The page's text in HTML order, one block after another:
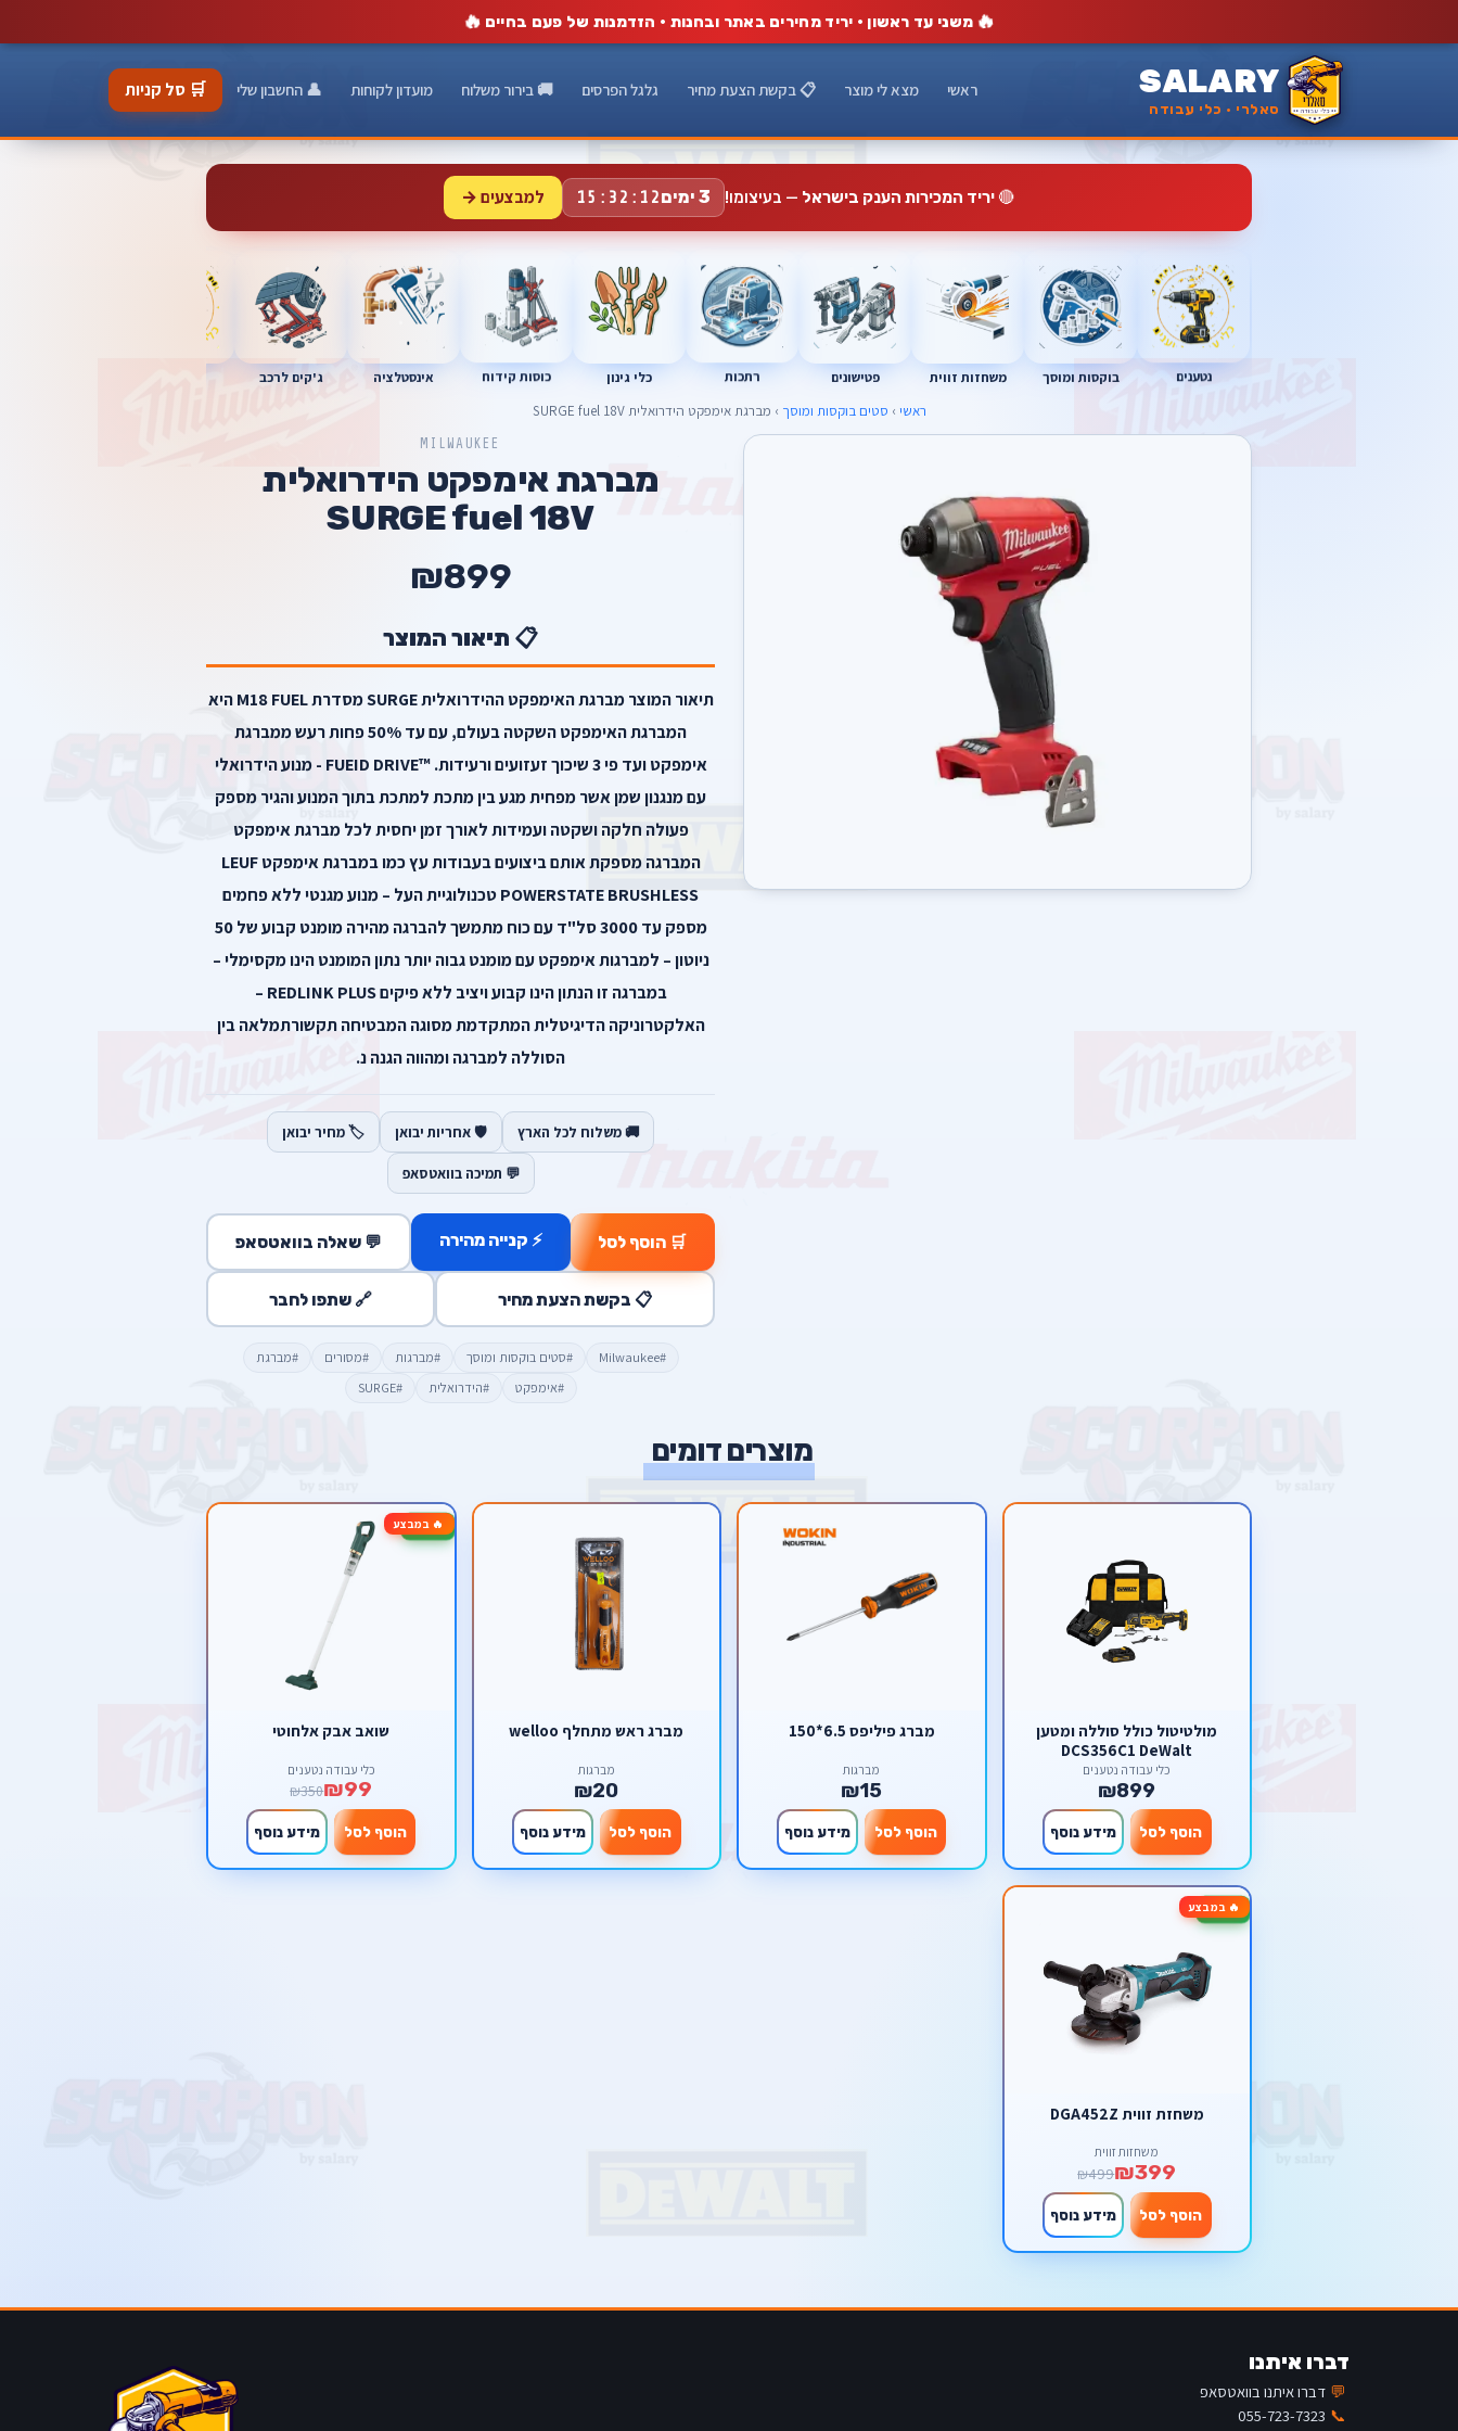
🔥 משני עד ראשון · יריד מחירים באתר ובחנות · הזדמנות של פעם בחיים 🔥
SALARY
סאלרי · כלי עבודה
ראשי מצא לי מוצר 📋 בקשת הצעת מחיר גלגל הפרסים 🚚 בירור משלוח מועדון לקוחות 👤 החשבון שלי 🛒 סל קניות
🔴יריד המכירות הענק בישראל — בעיצומו! 3 ימים 15:32:11 למבצעים →
נטענים בוקסות ומוסך משחזות זווית פטישונים רתכות כלי גינון כוסות קידוח אינסטלציה ג'קים לרכב
ראשי › סטים בוקסות ומוסך › מברגת אימפקט הידרואלית SURGE fuel 18V
MILWAUKEE
מברגת אימפקט הידרואלית
SURGE fuel 18V
₪899
📋 תיאור המוצר
תיאור המוצר מברגת האימפקט ההידרואלית SURGE מסדרת M18 FUEL היא
המברגת האימפקט השקטה בעולם, עם עד 50% פחות רעש ממברגת
אימפקט ועד פי 3 שיכוך זעזועים ורעידות. ™FUEID DRIVE - מנוע הידרואלי
עם מנגנון שמן אשר מפחית מגע בין מתכת למתכת בתוך המנוע והגיר מספק
פעולה חלקה ושקטה ועמידות לאורך זמן יחסית לכל מברגת אימפקט
המברגה מספקת אותם ביצועים בעבודות עץ כמו במברגת אימפקט LEUF
POWERSTATE BRUSHLESS טכנולוגיית העל – מנוע מגנטי ללא פחמים
מספק עד 3000 סל"ד עם כוח מתמשך להברגה מהירה מומנט קבוע של 50
ניוטון – למברגות אימפקט עם מומנט גבוה יותר נתון המומנט הינו מקסימלי –
במברגה זו הנתון הינו קבוע ויציב ללא פיקים REDLINK PLUS –
האלקטרוניקה הדיגיטלית המתקדמת מסוגה המבטיחה תקשורתמלאה בין
הסוללה למברגה ומהווה הגנה נ.
🚚 משלוח לכל הארץ 🛡️ אחריות יבואן 🏷️ מחיר יבואן
💬 תמיכה בוואטסאפ
🛒 הוסף לסל ⚡ קנייה מהירה 💬 שאלה בוואטסאפ
📋 בקשת הצעת מחיר 🔗 שתפו לחבר
#Milwaukee #סטים בוקסות ומוסך #מברגות #מסורים
#מברגת
#אימפקט
#הידרואלית #SURGE
מוצרים דומים
מולטיטול כולל סוללה ומטען
DCS356C1 DeWalt
כלי עבודה נטענים
₪899
הוסף לסל מידע נוסף
מברג פיליפס 6.5*150
מברגות
₪15
הוסף לסל מידע נוסף
מברג ראש מתחלף welloo
מברגות
₪20
הוסף לסל מידע נוסף
🔥 במבצע-72%
שואב אבק אלחוטי
כלי עבודה נטענים
₪99
₪350
הוסף לסל מידע נוסף
🔥 במבצע-20%
משחזת זווית DGA452Z
משחזות זווית
₪399
₪499
הוסף לסל מידע נוסף
דברו איתנו
💬 דברו איתנו בוואטסאפ
📞
055-723-7323